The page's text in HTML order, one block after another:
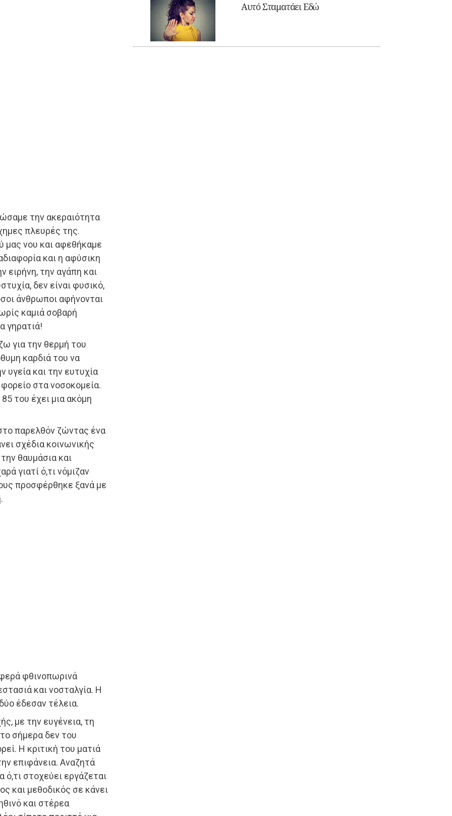
την ακεραιότητα
πλευρές της.
μας νου και αφεθήκαμε
και η αφύσικη
ειρήνη, την αγάπη και
δεν είναι φυσικό,
άνθρωποι αφήνονται
καμιά σοβαρή
γηρατιά!
για την θερμή του
καρδιά του να
υγεία και την ευτυχία
στα νοσοκομεία.
του έχει μια ακόμη
παρελθόν ζώντας ένα
σχέδια κοινωνικής
θαυμάσια και
γιατί ό,τι νόμιζαν
προσφέρθηκε ξανά με
φθινοπωρινά
και νοσταλγία. Η
έδεσαν τέλεια.
με την ευγένεια, τη
σήμερα δεν του
Η κριτική του ματιά
επιφάνεια. Αναζητά
ό,τι στοχεύει εργάζεται
και μεθοδικός σε κάνει
και στέρεα
Αυτό Σταματάει Εδώ